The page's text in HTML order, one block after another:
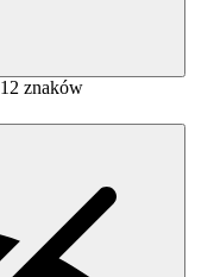
znaków